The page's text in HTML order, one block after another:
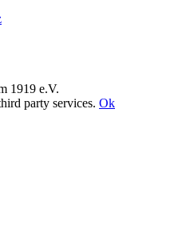
1919 e.V.
party services. Ok